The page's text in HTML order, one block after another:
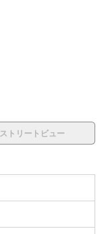
ストリートビュー